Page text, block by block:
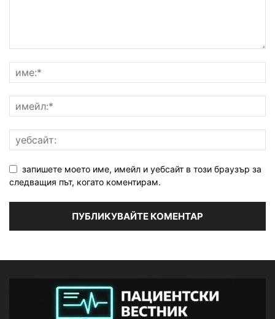
запишете моето име, имейл и уебсайт в този браузър за
следващия път, когато коментирам.